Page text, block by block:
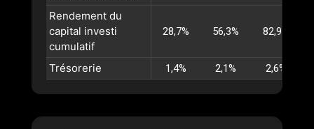
Rendement du
capital investi
cumulatif
28,7% 56,3% 82,9%
Trésorerie 1,4% 2,1% 2,6%